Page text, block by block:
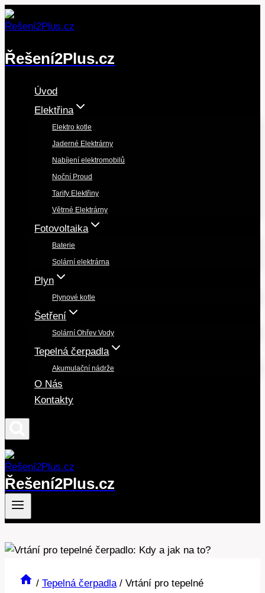
Přeskočit
na
Řešení2Plus.cz
Úvod
Elektřina
Elektro kotle
Jaderné Elektrárny
Nabíjení elektromobilů
Noční Proud
Tarify Elektřiny
Větrné Elektrárny
Fotovoltaika
Baterie
Solární elektrárna
Plyn
Plynové kotle
Šetření
Solární Ohřev Vody
Tepelná čerpadla
Akumulační nádrže
O Nás
Kontakty
Řešení2Plus.cz
/ Tepelná čerpadla / Vrtání pro tepelné